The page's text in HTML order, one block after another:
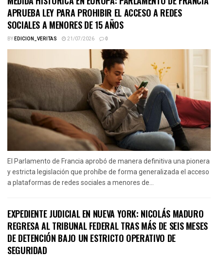
APRUEBA LEY PARA PROHIBIR EL ACCESO A REDES
SOCIALES A MENORES DE 15 AÑOS
BYEDICION_VERITAS 21/07/2026 0
El Parlamento de Francia aprobó de manera definitiva una pionera
y estricta legislación que prohíbe de forma generalizada el acceso
a plataformas de redes sociales a menores de...
EXPEDIENTE JUDICIAL EN NUEVA YORK: NICOLÁS MADURO
REGRESA AL TRIBUNAL FEDERAL TRAS MÁS DE SEIS MESES
DE DETENCIÓN BAJO UN ESTRICTO OPERATIVO DE
SEGURIDAD